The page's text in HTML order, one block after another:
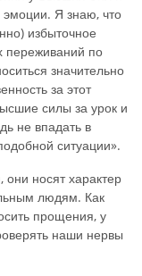
эмоции. Я знаю, что
избыточное
переживаний по
значительно
за этот
силы за урок и
не впадать в
ситуации».
носят характер
людям. Как
прощения, у
наши нервы